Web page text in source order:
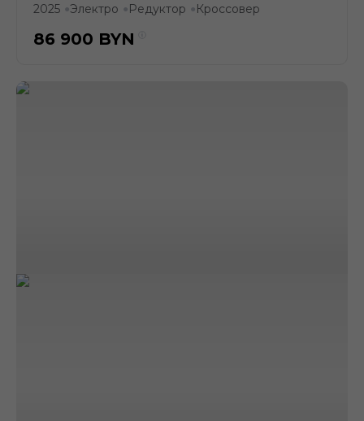
2025 ●Электро ● Редуктор ● Кроссовер
86 900 BYN